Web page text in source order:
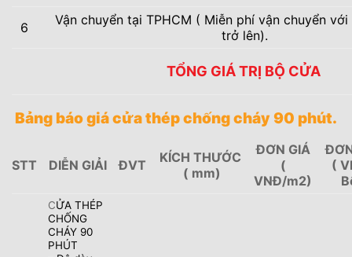
6
Vận chuyển tại TPHCM ( Miễn phí vận chuyển
trở lên).
TỔNG GIÁ TRỊ BỘ CỬA
Bảng báo giá cửa thép chống cháy 90 phút.
STT DIỄN GIẢI ĐVT
KÍCH THƯỚC
( mm)
ĐƠN GIÁ
(
VNĐ/m2)
(
CỬA THÉP
CHỐNG
CHÁY 90
PHÚT